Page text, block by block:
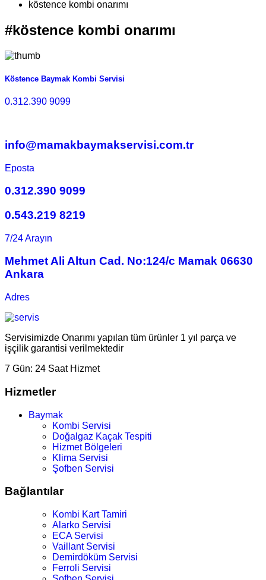
köstence kombi onarımı
#köstence kombi onarımı
Köstence Baymak Kombi Servisi
0.312.390 9099
info@mamakbaymakservisi.com.tr
Eposta
0.312.390 9099
0.543.219 8219
7/24 Arayın
Mehmet Ali Altun Cad. No:124/c Mamak 06630
Ankara
Adres
Servisimizde Onarımı yapılan tüm ürünler 1 yıl parça ve
işçilik garantisi verilmektedir
7 Gün: 24 Saat Hizmet
Hizmetler
Baymak
Kombi Servisi
Doğalgaz Kaçak Tespiti
Hizmet Bölgeleri
Klima Servisi
Şofben Servisi
Bağlantılar
Kombi Kart Tamiri
Alarko Servisi
ECA Servisi
Vaillant Servisi
Demirdöküm Servisi
Ferroli Servisi